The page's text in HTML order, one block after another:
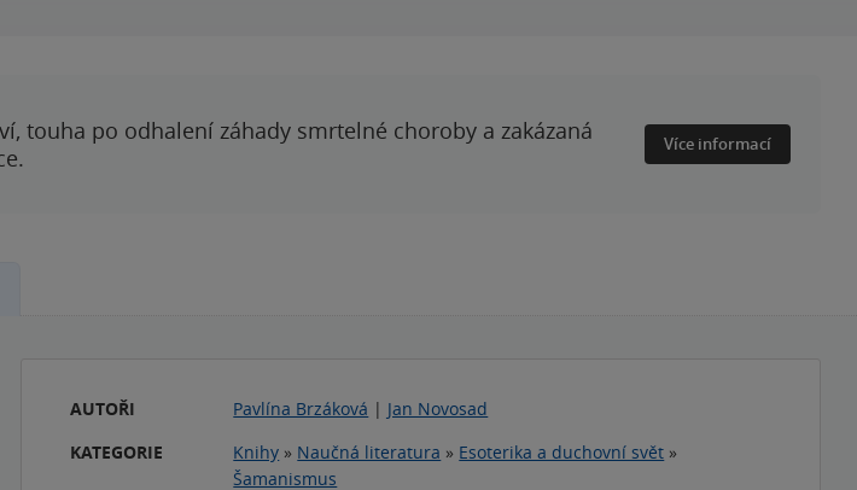
touha po odhalení záhady smrtelné choroby a zakázaná
Více informací
AUTOŘI Pavlína Brzáková | Jan Novosad
KATEGORIE
Knihy » Naučná literatura » Esoterika a duchovní svět »
Šamanismus